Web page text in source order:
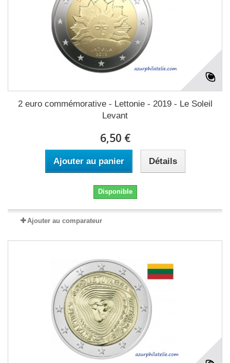
2 euro commémorative - Lettonie - 2019 - Le Soleil
Levant
6,50 €
Ajouter au panier Détails
Disponible
Ajouter au comparateur